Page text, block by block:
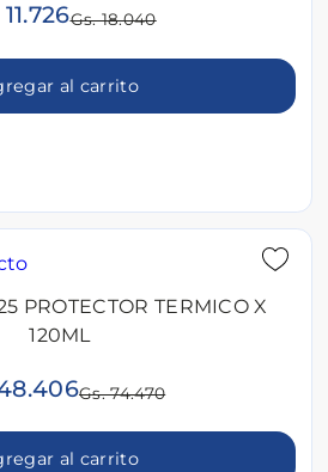
Gs. 18.040
al carrito
PROTECTOR TERMICO X
120ML
Gs. 74.470
al carrito